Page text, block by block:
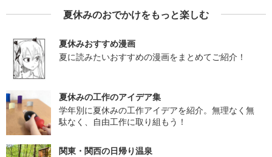
夏休みのおでかけをもっと楽しむ
夏休みおすすめ漫画
夏に読みたいおすすめの漫画をまとめてご紹介！
夏休みの工作のアイデア集
学年別に夏休みの工作アイデアを紹介。無理なく無
駄なく、自由工作に取り組もう！
関東・関西の日帰り温泉